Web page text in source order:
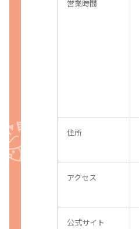
営業時間
住所
アクセス
公式サイト